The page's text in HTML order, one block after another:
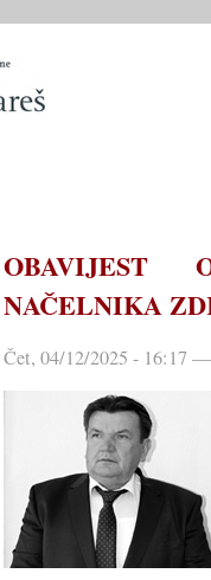
OBAVIJEST
NAČELNIKA
Čet, 04/12/2025 - 16:17